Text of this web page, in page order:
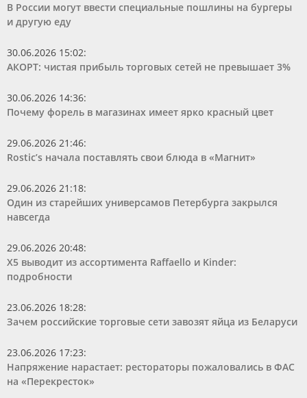
В России могут ввести специальные пошлины на бургеры
и другую еду
30.06.2026 15:02:
АКОРТ: чистая прибыль торговых сетей не превышает 3%
30.06.2026 14:36:
Почему форель в магазинах имеет ярко красный цвет
29.06.2026 21:46:
Rostic’s начала поставлять свои блюда в «Магнит»
29.06.2026 21:18:
Один из старейших универсамов Петербурга закрылся
навсегда
29.06.2026 20:48:
Х5 выводит из ассортимента Raffaello и Kinder:
подробности
23.06.2026 18:28:
Зачем российские торговые сети завозят яйца из Беларуси
23.06.2026 17:23:
Напряжение нарастает: рестораторы пожаловались в ФАС
на «Перекресток»